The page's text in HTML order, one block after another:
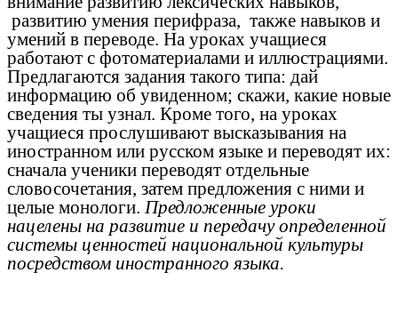
развитию умения перифраза, также навыков и
умений в переводе. На уроках учащиеся
работают с фотоматериалами и иллюстрациями.
Предлагаются задания такого типа: дай
информацию об увиденном; скажи, какие новые
сведения ты узнал. Кроме того, на уроках
учащиеся прослушивают высказывания на
иностранном или русском языке и переводят их:
сначала ученики переводят отдельные
словосочетания, затем предложения с ними и
целые монологи. Предложенные уроки
нацелены на развитие и передачу определенной
системы ценностей национальной культуры
посредством иностранного языка.